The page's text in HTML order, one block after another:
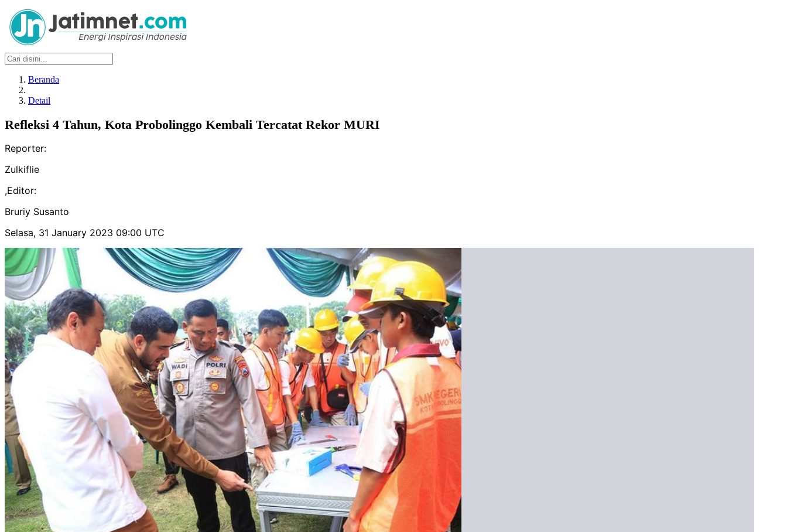
Beranda
Detail
Refleksi 4 Tahun, Kota Probolinggo Kembali Tercatat Rekor MURI
Reporter:
Zulkiflie
,Editor:
Bruriy Susanto
Selasa, 31 January 2023 09:00 UTC